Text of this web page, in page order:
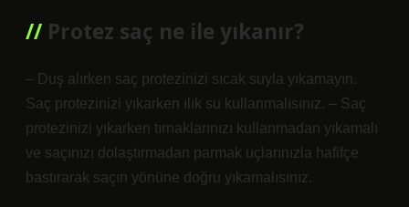
Protez saç ne ile yıkanır?
– Duş alırken saç protezinizi sıcak suyla yıkamayın.
Saç protezinizi yıkarken ılık su kullanmalısınız. – Saç
protezinizi yıkarken tırnaklarınızı kullanmadan yıkamalı
ve saçınızı dolaştırmadan parmak uçlarınızla hafifçe
bastırarak saçın yönüne doğru yıkamalısınız.